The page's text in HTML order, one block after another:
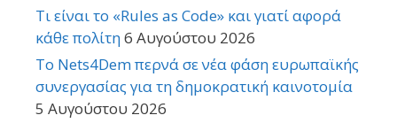
Τι είναι το «Rules as Code» και γιατί αφορά
κάθε πολίτη6 Αυγούστου 2026
Το Nets4Dem περνά σε νέα φάση ευρωπαϊκής
συνεργασίας για τη δημοκρατική καινοτομία
5 Αυγούστου 2026